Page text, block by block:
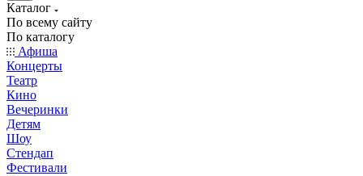
Каталог
По всему сайту
По каталогу
Афиша
Концерты
Театр
Кино
Вечеринки
Детям
Шоу
Стендап
Фестивали